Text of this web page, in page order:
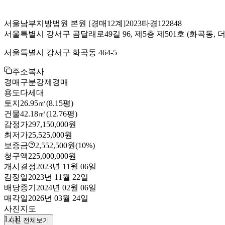
서울남부지방법원 본원 [경매12계]2023타경122848
서울특별시 강서구 곰달래로49길 96, 제5층 제501호 (화곡동,
서울특별시 강서구 화곡동 464-5
주소복사
경매구분강제경매
용도다세대
토지 26.95㎡(8.15평)
건물42.18㎡(12.76평)
감정가297,150,000원
최저가25,525,000원
보증금
2,552,500원(10%)
청구액225,000,000원
개시결정2023년 11월 06일
감정일2023년 11월 22일
배당종기 2024년 02월 06일
매각일2026년 03월 24일
사진지도
1 /11
사진 전체보기